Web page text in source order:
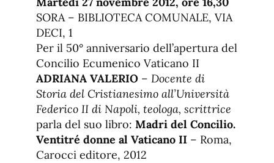
SORA – BIBLIOTECA COMUNALE, VIA
DECI, 1
Per il 50° anniversario dell’apertura del
Concilio Ecumenico Vaticano II
ADRIANA VALERIO – Docente di
Storia del Cristianesimo all’Università
Federico II di Napoli, teologa, scrittrice
parla del suo libro: Madri del Concilio.
Ventitré donne al Vaticano II – Roma,
Carocci editore, 2012